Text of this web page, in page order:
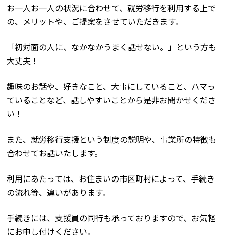
お一人お一人の状況に合わせて、就労移行を利用する上で
の、メリットや、ご提案をさせていただきます。
「初対面の人に、なかなかうまく話せない。」という方も
大丈夫！
趣味のお話や、好きなこと、大事にしていること、ハマっ
ていることなど、話しやすいことから是非お聞かせくださ
い！
また、就労移行支援という制度の説明や、事業所の特徴も
合わせてお話いたします。
利用にあたっては、お住まいの市区町村によって、手続き
の流れ等、違いがあります。
手続きには、支援員の同行も承っておりますので、お気軽
にお申し付けください。